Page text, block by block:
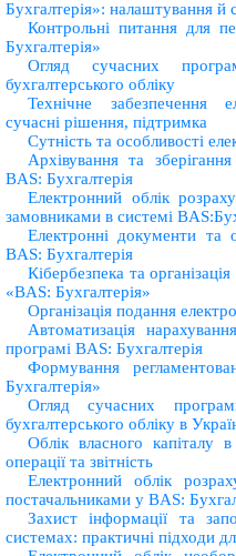
Бухгалтерія»: налаштування й
Контрольні питання для
Бухгалтерія»
Огляд сучасних
бухгалтерського обліку
Технічне забезпечення
сучасні рішення, підтримка
Сутність та особливості
Архівування та
BAS: Бухгалтерія
Електронний облік
замовниками в системі
Електронні документи та
BAS: Бухгалтерія
Кібербезпека та
«BAS: Бухгалтерія»
Організація подання
Автоматизацiя
програмi BAS: Бухгалтерiя
Формування
Бухгалтерія»
Огляд сучасних
бухгалтерського обліку в
Облік власного капіталу
операції та звітність
Електронний облік
постачальниками у BAS:
Захист інформації та
системах: практичні підходи